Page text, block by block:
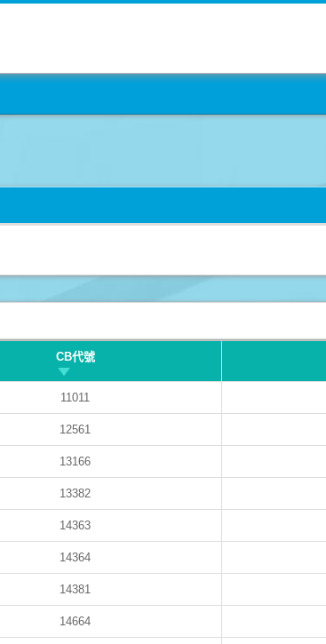
CB代號
11011
12561
13166
13382
14363
14364
14381
14664